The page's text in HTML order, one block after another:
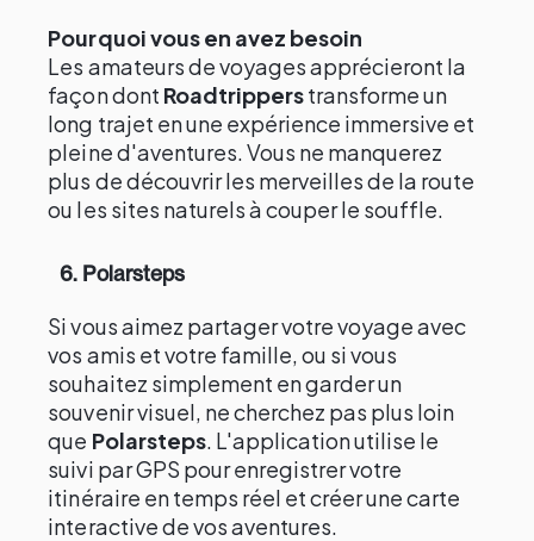
Pourquoi vous en avez besoin
Les amateurs de voyages apprécieront la
façon dont Roadtripperstransforme un
long trajet en une expérience immersive et
pleine d'aventures. Vous ne manquerez
plus de découvrir les merveilles de la route
ou les sites naturels à couper le souffle.
6. Polarsteps
Si vous aimez partager votre voyage avec
vos amis et votre famille, ou si vous
souhaitez simplement en garder un
souvenir visuel, ne cherchez pas plus loin
que Polarsteps. L'application utilise le
suivi par GPS pour enregistrer votre
itinéraire en temps réel et créer une carte
interactive de vos aventures.